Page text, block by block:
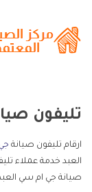
تليفون
ارقام تليفون صيانة
العبد خدمة عملاء
صيانة جي ام سي